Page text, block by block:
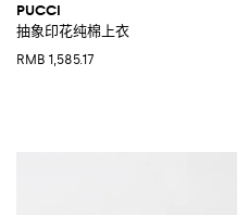
PUCCI
抽象印花纯棉上衣
RMB 1,585.17